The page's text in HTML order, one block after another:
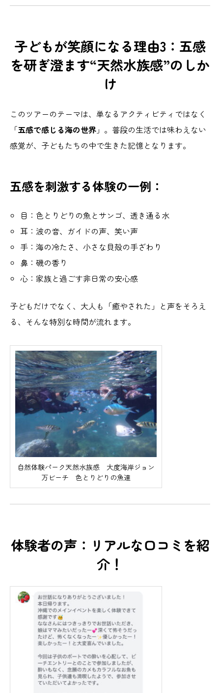
子どもが笑顔になる理由3：五感
を研ぎ澄ます“天然水族感”のしか
け
このツアーのテーマは、単なるアクティビティではなく
「五感で感じる海の世界」。普段の生活では味わえない
感覚が、子どもたちの中で生きた記憶となります。
五感を刺激する体験の一例：
目：色とりどりの魚とサンゴ、透き通る水
耳：波の音、ガイドの声、笑い声
手：海の冷たさ、小さな貝殻の手ざわり
鼻：磯の香り
心：家族と過ごす非日常の安心感
子どもだけでなく、大人も「癒やされた」と声をそろえ
る、そんな特別な時間が流れます。
自然体験パーク天然水族感 大度海岸ジョン
万ビーチ 色とりどりの魚達
体験者の声：リアルな口コミを紹
介！